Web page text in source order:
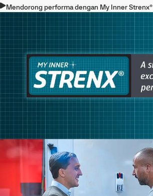
Mendorong performa dengan My Inner Strenx®